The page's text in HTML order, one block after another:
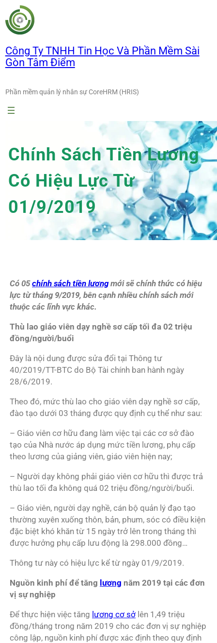
Chuyển
đến
phần
dung
Công Ty TNHH Tin Học Và Phần Mềm Sài
Gòn Tâm Điểm
Phần mềm quản lý nhân sự CoreHRM (HRIS)
Chính Sách Tiền Lương
Có Hiệu Lực Từ
01/9/2019
Có 05chính sách tiền lươngmới sẽ chính thức có hiệu
lực từ tháng 9/2019, bên cạnh nhiều chính sách mới
thuộc các lĩnh vực khác.
Thù lao giáo viên dạy nghề sơ cấp tối đa 02 triệu
đồng/người/buổi
Đây là nội dung được sửa đổi tại Thông tư
40/2019/TT-BTC do Bộ Tài chính ban hành ngày
28/6/2019.
Theo đó, mức thù lao cho giáo viên dạy nghề sơ cấp,
đào tạo dưới 03 tháng được quy định cụ thể như sau:
– Giáo viên cơ hữu đang làm việc tại các cơ sở đào
tạo của Nhà nước áp dụng mức tiền lương, phụ cấp
theo lương của giảng viên, giáo viên hiện nay;
– Người dạy không phải giáo viên cơ hữu thì được trả
thù lao tối đa không quá 02 triệu đồng/người/buổi.
– Giáo viên, người dạy nghề, cán bộ quản lý đạo tạo
thường xuyên xuống thôn, bản, phum, sóc có điều kiện
đặc biệt khó khăn từ 15 ngày trở lên trong tháng thì
được hưởng phụ cấp lưu động là 298.000 đồng…
Thông tư này có hiệu lực kể từ ngày 01/9/2019.
Nguồn kinh phí để tăng lương năm 2019 tại các đơn
vị sự nghiệp
Để thực hiện việc tăng lương cơ sở lên 1,49 triệu
đồng/tháng trong năm 2019 cho các đơn vị sự nghiệp
công lập, nguồn kinh phí được xác định theo quy định